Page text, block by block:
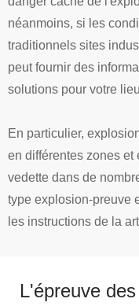
néanmoins, si les
traditionnels sites
peut fournir des
solutions pour votre
En particulier,
en différentes zones
vedette dans de
type explosion-preuve
les instructions de la
L'épreuve